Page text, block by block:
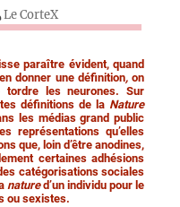
Le CorteX
paraître évident, quand
donner une définition,on
les neurones. Sur
définitions de la Nature
les médias grand public
représentations qu’elles
que, loin d’être anodines,
certaines adhésions
catégorisations sociales
natured’un individu pour le
ou sexistes.